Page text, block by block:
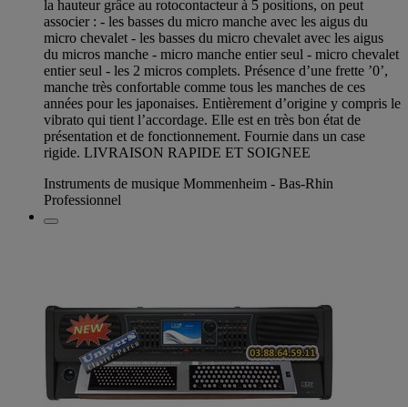
la hauteur grâce au rotocontacteur à 5 positions, on peut
associer : - les basses du micro manche avec les aigus du
micro chevalet - les basses du micro chevalet avec les aigus
du micros manche - micro manche entier seul - micro chevalet
entier seul - les 2 micros complets. Présence d’une frette ’0’,
manche très confortable comme tous les manches de ces
années pour les japonaises. Entièrement d’origine y compris le
vibrato qui tient l’accordage. Elle est en très bon état de
présentation et de fonctionnement. Fournie dans un case
rigide. LIVRAISON RAPIDE ET SOIGNEE
Instruments de musique Mommenheim - Bas-Rhin
Professionnel